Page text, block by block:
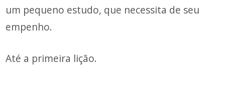
um pequeno estudo, que necessita de seu
empenho.
Até a primeira lição.